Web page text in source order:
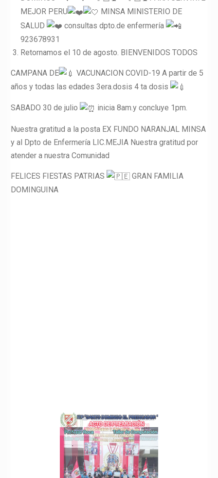
MEJOR PERU
MINSA MINISTERIO DE
SALUD
consultas dpto.de enfermería
923678931
Retornamos el 10 de agosto. BIENVENIDOS TODOS
CAMPANA DE
VACUNACION COVID-19 A partir de 5
años y todas las edades 3era.dosis 4 ta dosis
SABADO 30 de julio inicia 8am.y concluye 1pm.
Nuestra gratitud a la posta EX FUNDO NARANJAL MINSA
y al Dpto de Enfermería LIC.MEJIA Nuestra gratitud por
atender a nuestra Comunidad
FELICES FIESTAS PATRIAS
GRAN FAMILIA
DOMINGUINA